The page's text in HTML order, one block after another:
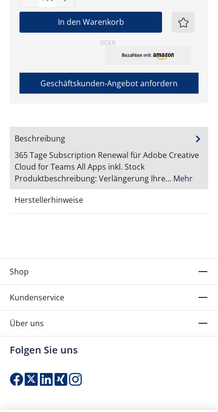
In den Warenkorb
ODER
Geschäftskunden-Angebot anfordern
Beschreibung
365 Tage Subscription Renewal für Adobe Creative
Cloud for Teams All Apps inkl. Stock
Produktbeschreibung: Verlängerung Ihre… Mehr
Herstellerhinweise
Shop
Kundenservice
Über uns
Folgen Sie uns